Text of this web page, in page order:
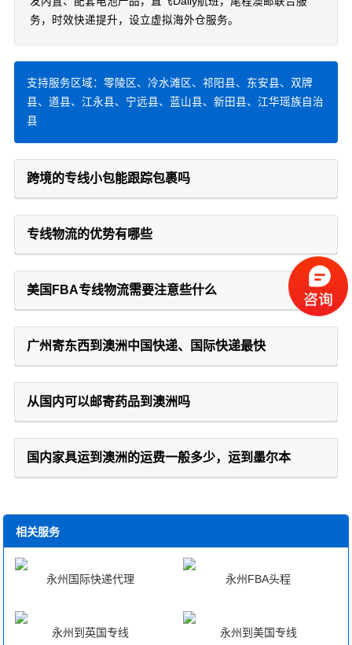
务，时效快递提升，设立虚拟海外仓服务。
支持服务区域：零陵区、冷水滩区、祁阳县、东安县、双牌
县、道县、江永县、宁远县、蓝山县、新田县、江华瑶族自治
县
跨境的专线小包能跟踪包裹吗
专线物流的优势有哪些
美国FBA专线物流需要注意些什么
广州寄东西到澳洲中国快递、国际快递最快
从国内可以邮寄药品到澳洲吗
国内家具运到澳洲的运费一般多少，运到墨尔本
相关服务
永州国际快递代理 永州FBA头程
永州到英国专线 永州到美国专线